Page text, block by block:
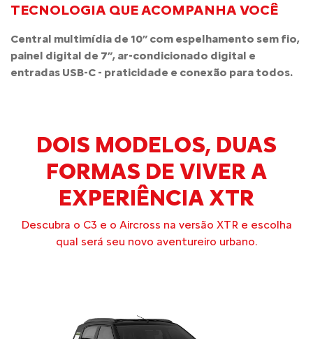
TECNOLOGIA QUE ACOMPANHA VOCÊ
Central multimídia de 10” com espelhamento sem fio,
painel digital de 7”, ar-condicionado digital e
entradas USB-C - praticidade e conexão para todos.
DOIS MODELOS, DUAS
FORMAS DE VIVER A
EXPERIÊNCIA XTR
Descubra o C3 e o Aircross na versão XTR e escolha
qual será seu novo aventureiro urbano.